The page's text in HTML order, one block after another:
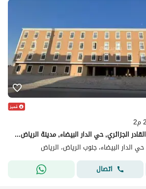
شقة للبيع في شارع عبدالقادر الجزائري, حي الدار البيضاء, مدينة الرياض, منطقة الرياض
حي الدار البيضاء، جنوب الرياض، الرياض
اتصال